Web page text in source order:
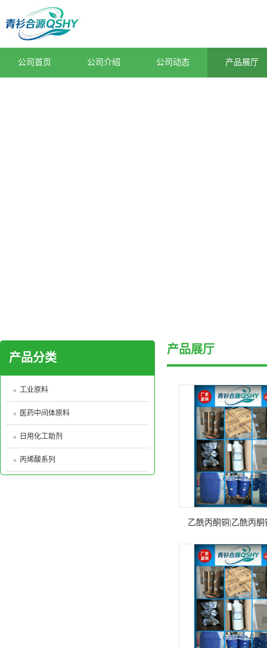
公司首页 公司介绍 公司动态 产品展厅
产品分类
工业原料
医药中间体原料
日用化工助剂
丙烯酸系列
产品展厅
乙酰丙酮铜|乙酰丙酮